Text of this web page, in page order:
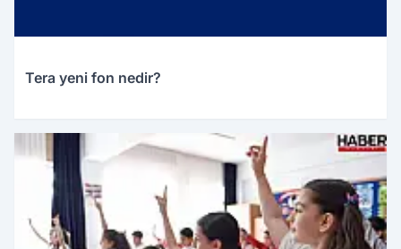
Tera yeni fon nedir?
15.04.2026 01:35